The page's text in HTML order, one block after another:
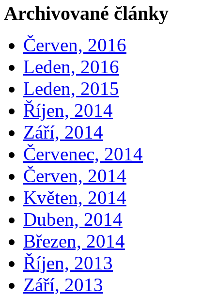
Archivované články
Červen, 2016
Leden, 2016
Leden, 2015
Říjen, 2014
Září, 2014
Červenec, 2014
Červen, 2014
Květen, 2014
Duben, 2014
Březen, 2014
Říjen, 2013
Září, 2013